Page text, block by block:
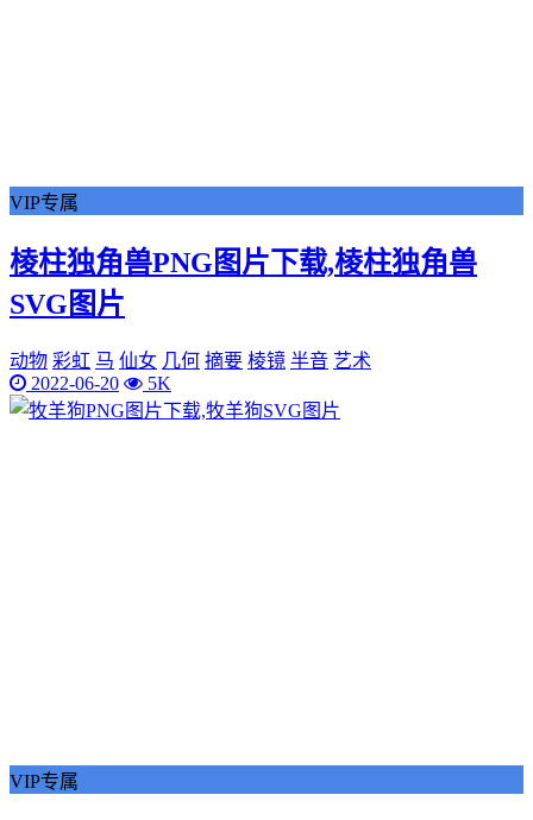
VIP专属
棱柱独角兽PNG图片下载,棱柱独角兽
SVG图片
动物 彩虹 马 仙女 几何 摘要 棱镜 半音 艺术
2022-06-20
5K
VIP专属